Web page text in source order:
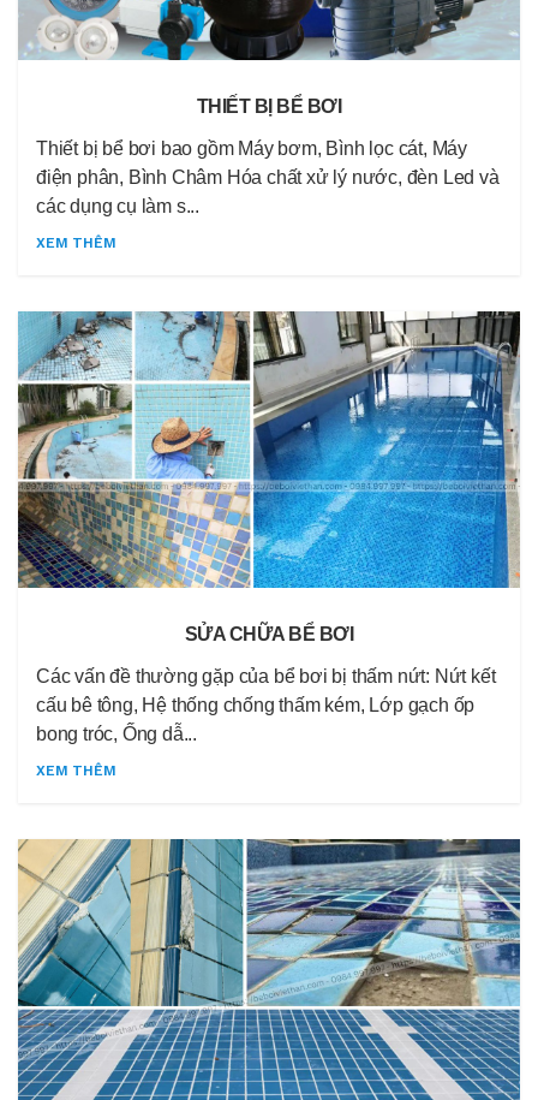
THIẾT BỊ BỂ BƠI
Thiết bị bể bơi bao gồm Máy bơm, Bình lọc cát, Máy
điện phân, Bình Châm Hóa chất xử lý nước, đèn Led và
các dụng cụ làm s...
XEM THÊM
SỬA CHỮA BỂ BƠI
Các vấn đề thường gặp của bể bơi bị thấm nứt: Nứt kết
cấu bê tông, Hệ thống chống thấm kém, Lớp gạch ốp
bong tróc, Ống dẫ...
XEM THÊM